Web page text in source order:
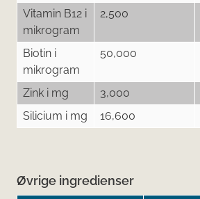
Vitamin B12 i
mikrogram
2,500
Biotin i
mikrogram
50,000
Zink i mg 3,000
Silicium i mg
16,600
Øvrige ingredienser